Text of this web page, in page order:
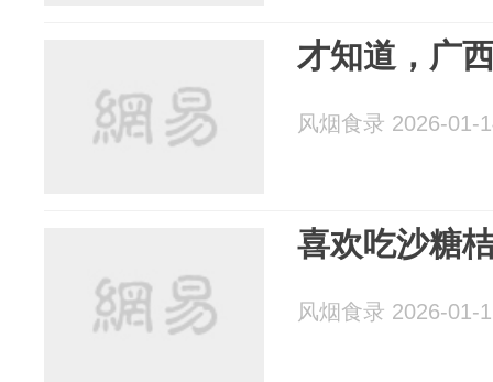
才知道，广
风烟食录 2026-01-
喜欢吃沙糖
风烟食录 2026-01-